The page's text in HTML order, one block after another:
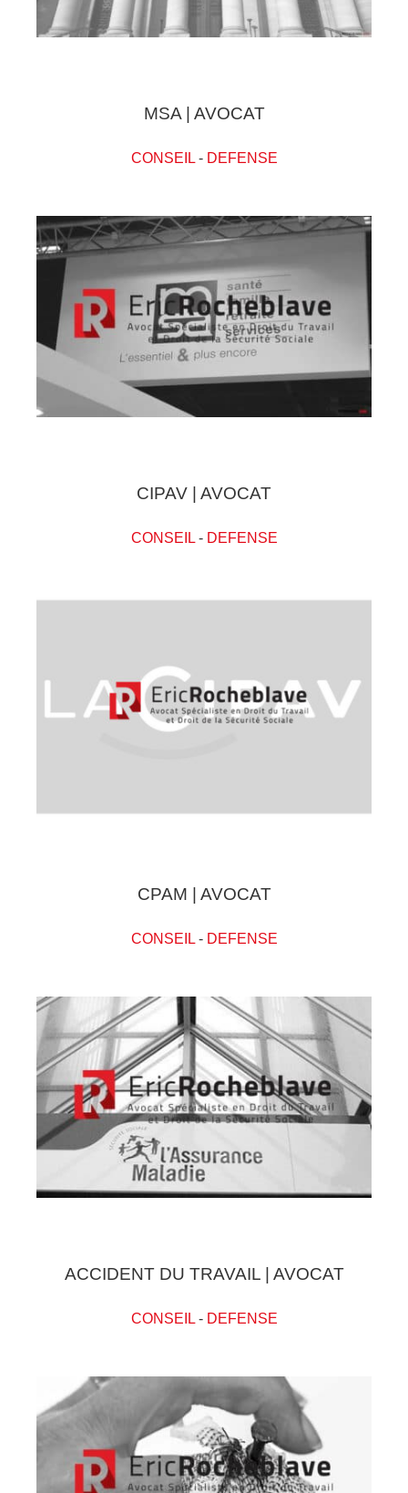
MSA | AVOCAT
CONSEIL- DEFENSE
CIPAV | AVOCAT
CONSEIL- DEFENSE
CPAM | AVOCAT
CONSEIL- DEFENSE
ACCIDENT DU TRAVAIL | AVOCAT
CONSEIL- DEFENSE